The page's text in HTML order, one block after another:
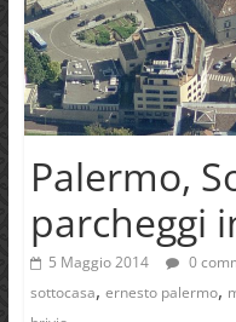
Palermo,
parcheggi
5 Maggio 2014 0
sottocasa, ernesto palermo,